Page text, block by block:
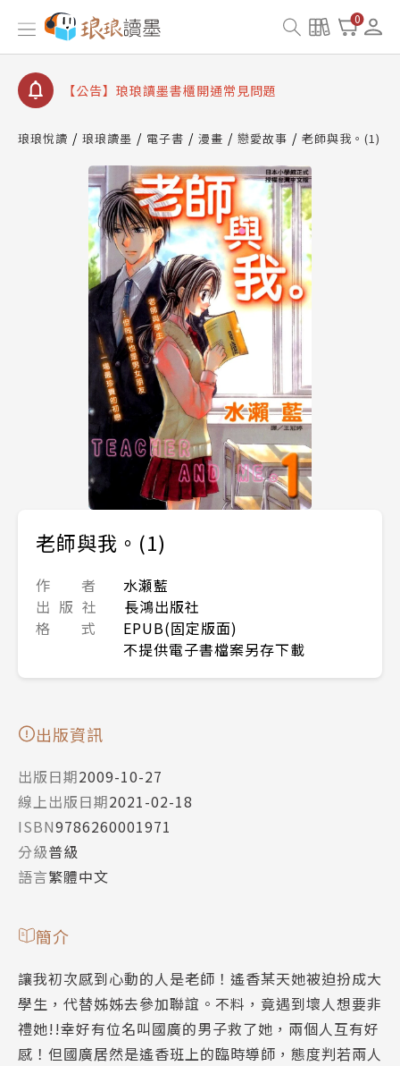
0
【公告】琅琅書店服務升級重要說明及資產合併結果
查詢
【公告】琅琅讀墨數位閱讀資產合併與書櫃開通申請
【公告】琅琅讀墨書櫃開通常見問題
請圖文教學
查詢
【公告】琅琅讀墨數位閱讀資產合併與書櫃開通申請
琅琅悅讀 琅琅讀墨 電子書 漫畫 戀愛故事 老師與我。(1)
老師與我。(1)
作 者
水瀬藍
出 版 社
長鴻出版社
格 式
EPUB(固定版面)
不提供電子書檔案另存下載
出版資訊
出版日期2009-10-27
線上出版日期2021-02-18
ISBN9786260001971
分級普級
語言繁體中文
簡介
讓我初次感到心動的人是老師！遙香某天她被迫扮成大
學生，代替姊姊去參加聯誼。不料，竟遇到壞人想要非
禮她!!幸好有位名叫國廣的男子救了她，兩個人互有好
感！但國廣居然是遙香班上的臨時導師，態度判若兩人